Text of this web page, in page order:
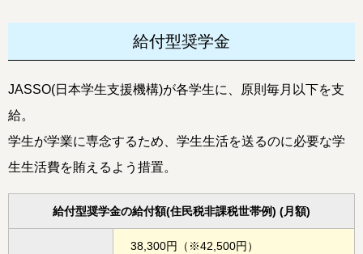
給付型奨学金
JASSO(日本学生支援機構)が各学生に、原則毎月以下を支
給。
学生が学業に専念するため、学生生活を送るのに必要な学
生生活費を賄えるよう措置。
給付型奨学金の給付額(住民税非課税世帯例) (月額)
38,300円（※42,500円）